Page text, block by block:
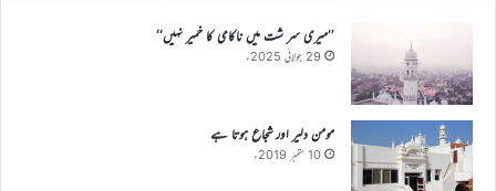
’’میری سر شت میں ناکامی کا خمیر نہیں‘‘
29 جولائی 2025ء
مومن دلیر اور شجاع ہوتا ہے
10 ستمبر 2019ء